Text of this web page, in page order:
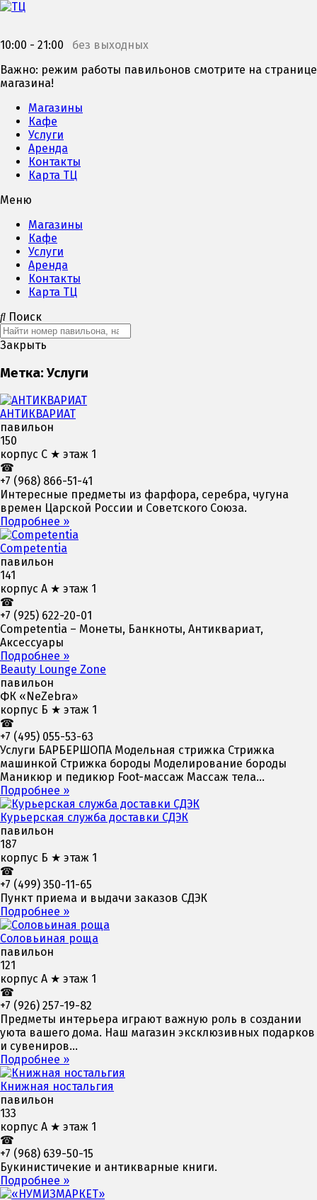
10:00 - 21:00 без выходных
Важно: режим работы павильонов смотрите на странице
магазина!
Магазины
Кафе
Услуги
Аренда
Контакты
Карта ТЦ
Меню
Магазины
Кафе
Услуги
Аренда
Контакты
Карта ТЦ
Поиск
Закрыть
Метка: Услуги
АНТИКВАРИАТ
павильон
150
корпус С ★ этаж 1
☎
+7 (968) 866-51-41
Интересные предметы из фарфора, серебра, чугуна
времен Царской России и Советского Союза.
Подробнее »
Competentia
павильон
141
корпус А ★ этаж 1
☎
+7 (925) 622-20-01
Competentia – Монеты, Банкноты, Антиквариат,
Аксессуары
Подробнее »
Beauty Lounge Zone
павильон
ФК «NeZebra»
корпус Б ★ этаж 1
☎
+7 (495) 055-53-63
Услуги БАРБЕРШОПА Модельная стрижка Стрижка
машинкой Стрижка бороды Моделирование бороды
Маникюр и педикюр Foot-массаж Массаж тела...
Подробнее »
Курьерская служба доставки СДЭК
павильон
187
корпус Б ★ этаж 1
☎
+7 (499) 350-11-65
Пункт приема и выдачи заказов СДЭК
Подробнее »
Соловьиная роща
павильон
121
корпус А ★ этаж 1
☎
+7 (926) 257-19-82
Предметы интерьера играют важную роль в создании
уюта вашего дома. Наш магазин эксклюзивных подарков
и сувениров...
Подробнее »
Книжная ностальгия
павильон
133
корпус А ★ этаж 1
☎
+7 (968) 639-50-15
Букинистичекие и антикварные книги.
Подробнее »